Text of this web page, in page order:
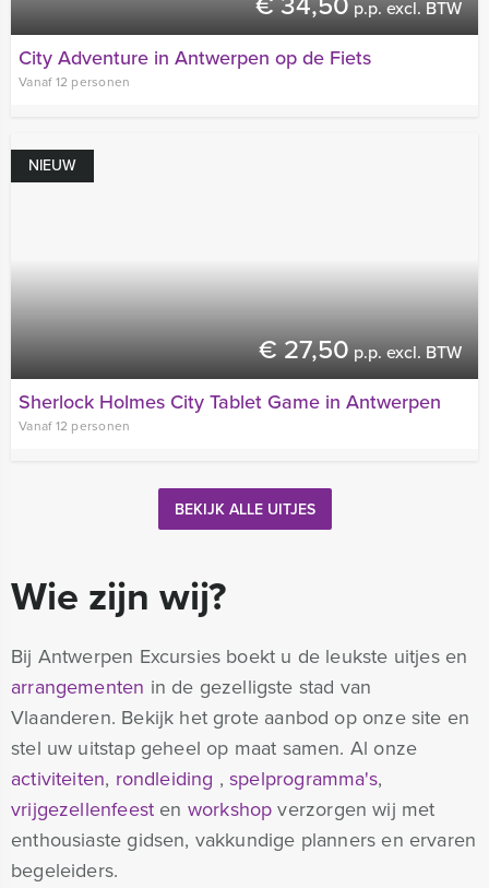
p.p. excl. BTW
City Adventure in Antwerpen op de Fiets
Vanaf 12 personen
NIEUW
€ 27,50 p.p. excl. BTW
Sherlock Holmes City Tablet Game in Antwerpen
Vanaf 12 personen
BEKIJK ALLE UITJES
Wie zijn wij?
Bij Antwerpen Excursies boekt u de leukste uitjes en
arrangementen in de gezelligste stad van
Vlaanderen. Bekijk het grote aanbod op onze site en
stel uw uitstap geheel op maat samen. Al onze
activiteiten, rondleiding ,spelprogramma's,
vrijgezellenfeest en workshopverzorgen wij met
enthousiaste gidsen, vakkundige planners en ervaren
begeleiders.